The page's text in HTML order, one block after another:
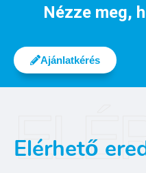
Nézze meg,
Ajánlatkérés
Elérhető